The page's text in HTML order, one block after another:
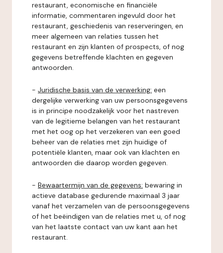
restaurant, economische en financiële
informatie, commentaren ingevuld door het
restaurant, geschiedenis van reserveringen, en
meer algemeen van relaties tussen het
restaurant en zijn klanten of prospects, of nog
gegevens betreffende klachten en gegeven
antwoorden.
- Juridische basis van de verwerking: een
dergelijke verwerking van uw persoonsgegevens
is in principe noodzakelijk voor het nastreven
van de legitieme belangen van het restaurant
met het oog op het verzekeren van een goed
beheer van de relaties met zijn huidige of
potentiële klanten, maar ook van klachten en
antwoorden die daarop worden gegeven.
- Bewaartermijn van de gegevens: bewaring in
actieve database gedurende maximaal 3 jaar
vanaf het verzamelen van de persoonsgegevens
of het beëindigen van de relaties met u, of nog
van het laatste contact van uw kant aan het
restaurant.